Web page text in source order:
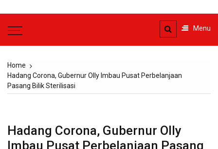
Menu
Home
Hadang Corona, Gubernur Olly Imbau Pusat Perbelanjaan
Pasang Bilik Sterilisasi
Hadang Corona, Gubernur Olly
Imbau Pusat Perbelanjaan Pasang